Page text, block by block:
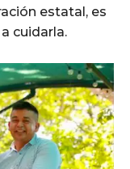
estatal, es
cuidarla.